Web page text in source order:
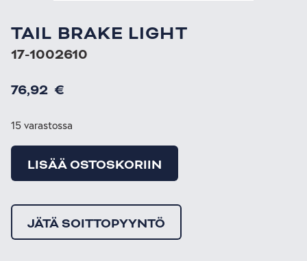
TAIL BRAKE LIGHT
17-1002610
76,92 €
15 varastossa
LISÄÄ OSTOSKORIIN
JÄTÄ SOITTOPYYNTÖ